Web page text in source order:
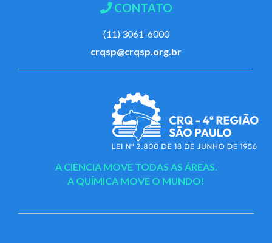
CONTATO
(11) 3061-6000
crqsp@crqsp.org.br
A CIÊNCIA MOVE TODAS AS ÁREAS.
A QUÍMICA MOVE O MUNDO!